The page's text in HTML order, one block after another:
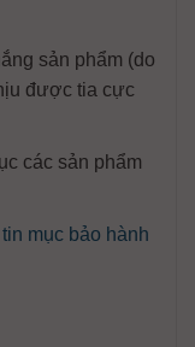
sản phẩm (do
được tia cực
các sản phẩm
mục bảo hành